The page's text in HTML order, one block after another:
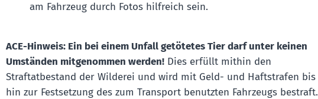
am Fahrzeug durch Fotos hilfreich sein.
ACE-Hinweis: Ein bei einem Unfall getötetes Tier darf unter keinen
Umständen mitgenommen werden!Dies erfüllt mithin den
Straftatbestand der Wilderei und wird mit Geld- und Haftstrafen bis
hin zur Festsetzung des zum Transport benutzten Fahrzeugs bestraft.